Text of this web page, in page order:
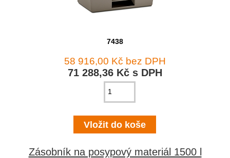
7438
58 916,00 Kč bez DPH
71 288,36 Kč s DPH
Zásobník na posypový materiál 1500 l